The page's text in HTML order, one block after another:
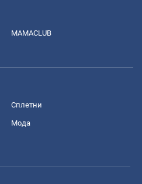
MAMACLUB
Сплетни
Мода